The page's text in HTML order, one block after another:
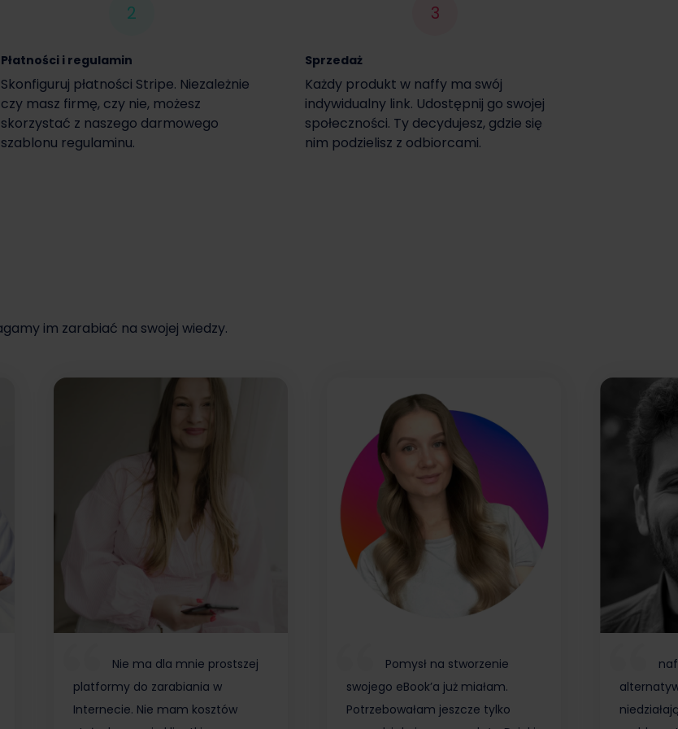
2
Płatności i regulamin
Skonfiguruj płatności Stripe. Niezależnie
czy masz firmę, czy nie, możesz
skorzystać z naszego darmowego
szablonu regulaminu.
3
Sprzedaż
Każdy produkt w naffy ma swój
indywidualny link. Udostępnij go swojej
społeczności. Ty decydujesz, gdzie się
nim podzielisz z odbiorcami.
im zarabiać na swojej wiedzy.
Nie ma dla mnie prostszej
platformy do zarabiania w
Internecie. Nie mam kosztów
Pomysł na stworzenie
swojego eBook’a już miałam.
Potrzebowałam jeszcze tylko